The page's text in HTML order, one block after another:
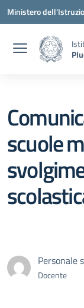
Vai ai contenuti
Vai al menu di
Vai al footer
Ministero
scuole
Personale
Docente